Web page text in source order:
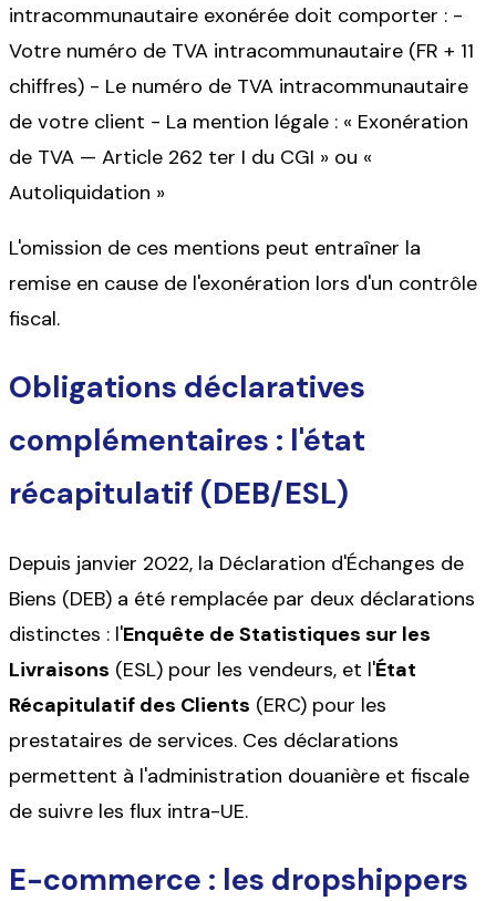
intracommunautaire exonérée doit comporter : -
Votre numéro de TVA intracommunautaire (FR + 11
chiffres) - Le numéro de TVA intracommunautaire
de votre client - La mention légale : « Exonération
de TVA — Article 262 ter I du CGI » ou «
Autoliquidation »
L'omission de ces mentions peut entraîner la
remise en cause de l'exonération lors d'un contrôle
fiscal.
Obligations déclaratives
complémentaires : l'état
récapitulatif (DEB/ESL)
Depuis janvier 2022, la Déclaration d'Échanges de
Biens (DEB) a été remplacée par deux déclarations
distinctes : l'Enquête de Statistiques sur les
Livraisons (ESL) pour les vendeurs, et l'État
Récapitulatif des Clients (ERC) pour les
prestataires de services. Ces déclarations
permettent à l'administration douanière et fiscale
de suivre les flux intra-UE.
E-commerce : les dropshippers